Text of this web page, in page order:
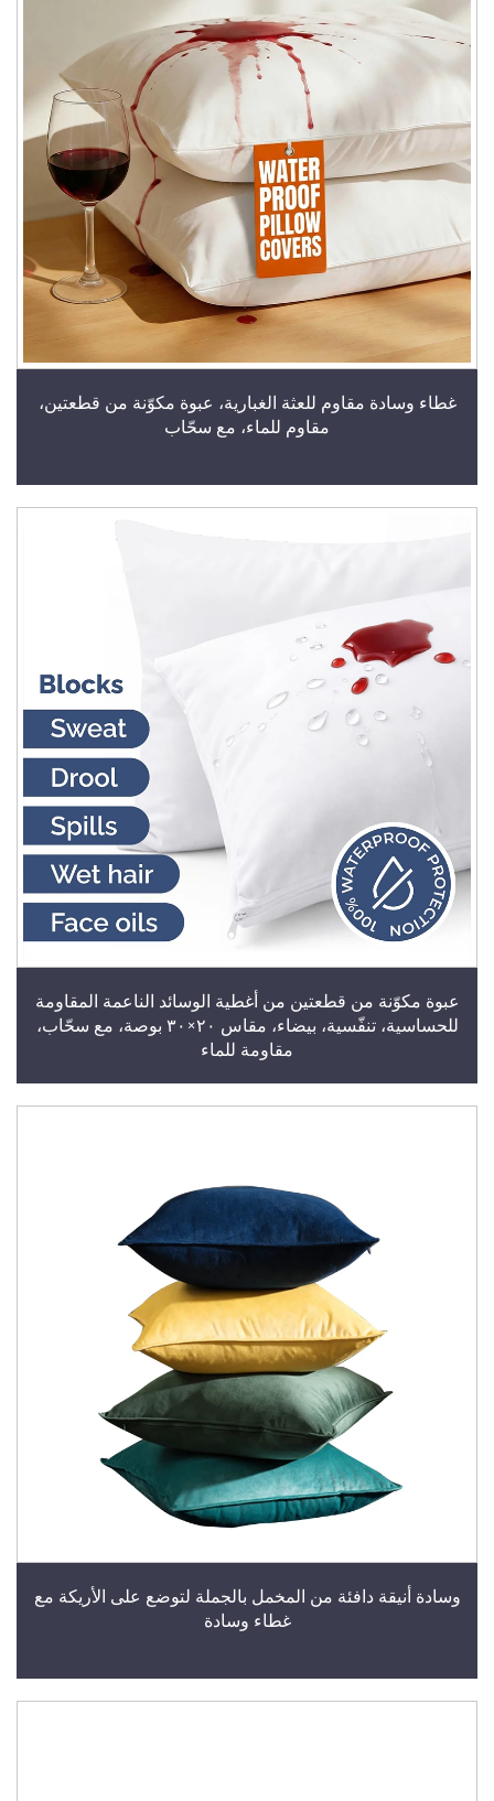
غطاء وسادة مقاوم للعثة الغبارية، عبوة مكوّنة من قطعتين،
مقاوم للماء، مع سحّاب
عبوة مكوّنة من قطعتين من أغطية الوسائد الناعمة المقاومة
للحساسية، تنفّسية، بيضاء، مقاس ٢٠×٣٠ بوصة، مع سحّاب،
مقاومة للماء
وسادة أنيقة دافئة من المخمل بالجملة لتوضع على الأريكة مع
غطاء وسادة